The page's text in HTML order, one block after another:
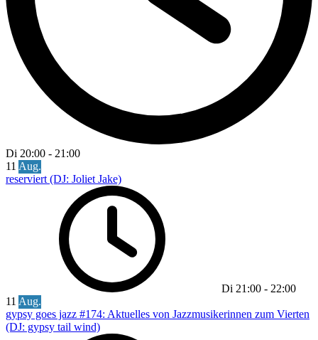
Di 20:00 - 21:00
11 Aug.
reserviert (DJ: Joliet Jake)
Di 21:00 - 22:00
11 Aug.
gypsy goes jazz #174: Aktuelles von Jazzmusikerinnen zum Vierten
(DJ: gypsy tail wind)